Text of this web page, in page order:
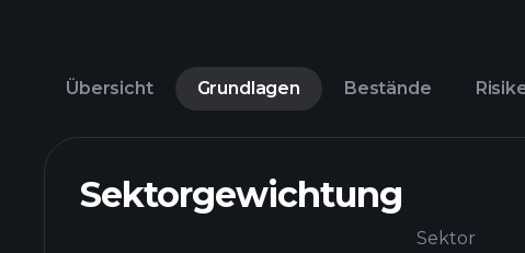
Übersicht Grundlagen Bestände
Sektorgewichtung
Sektor